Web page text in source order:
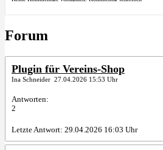
Forum
Plugin für Vereins-Shop
Ina Schneider 27.04.2026 15:53 Uhr
Antworten:
2
Letzte Antwort: 29.04.2026 16:03 Uhr